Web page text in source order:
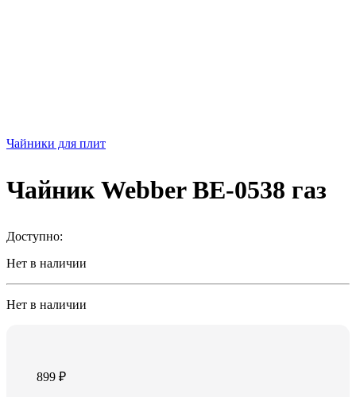
Чайники для плит
Чайник Webber BE-0538 газ
Доступно:
Нет в наличии
Нет в наличии
899₽